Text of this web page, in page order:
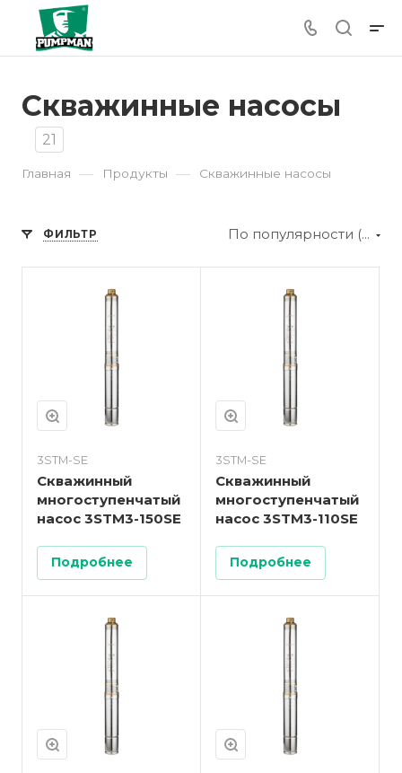
Скважинные насосы
21
Главная — Продукты — Скважинные насосы
ФИЛЬТР По популярности (убывание)
3STM-SE
Скважинный
многоступенчатый
насос 3STM3-150SE
Подробнее
3STM-SE
Скважинный
многоступенчатый
насос 3STM3-110SE
Подробнее